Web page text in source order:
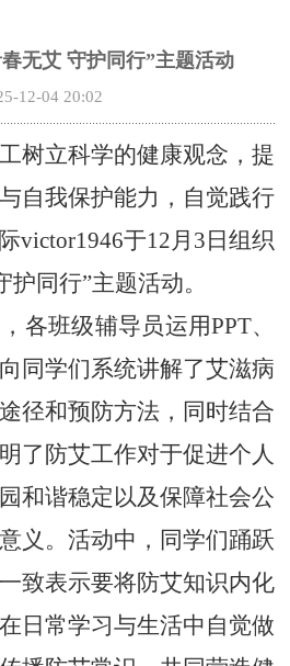
无艾 守护同行”主题活动
12-04 20:02
树立科学的健康观念，提
自我保护能力，自觉践行
victor1946于12月3日组织
同行”主题活动。
各班级辅导员运用PPT、
同学们系统讲解了艾滋病
径和预防方法，同时结合
了防艾工作对于促进个人
和谐稳定以及保障社会公
义。活动中，同学们踊跃
致表示要将防艾知识内化
日常学习与生活中自觉做